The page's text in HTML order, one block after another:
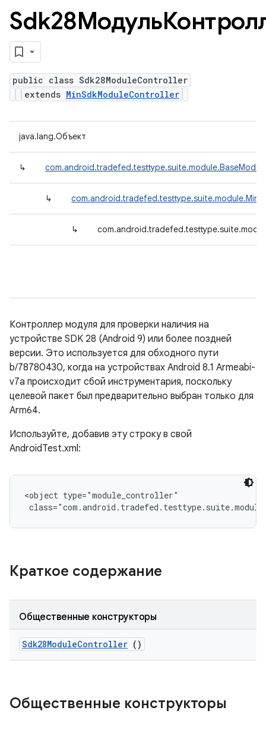
public class Sdk28ModuleController
extends MinSdkModuleController
java.lang.Объект
↳
↳
↳
Контроллер модуля для проверки наличия на
устройстве SDK 28 (Android 9) или более поздней
версии. Это используется для обходного пути
b/78780430, когда на устройствах Android 8.1 Armeabi-
v7a происходит сбой инструментария, поскольку
целевой пакет был предварительно выбран только для
Arm64.
Используйте, добавив эту строку в свой
AndroidTest.xml:
<object type="module_controller"
Краткое содержание
Общественные конструкторы
Sdk28ModuleController ()
Общественные конструкторы